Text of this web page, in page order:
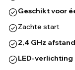
Geschikt voor
Zachte start
2,4 GHz
LED-verlichting